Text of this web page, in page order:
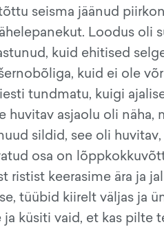
seisma jäänud
Loodus oli
kuid ehitised
kuid ei ole
tundmatu, kuigi
huvitav asjaolu oli
sildid, see oli
osa on
keerasime ära ja
tüübid kiirelt väljas ja
küsiti vaid, et kas pilte